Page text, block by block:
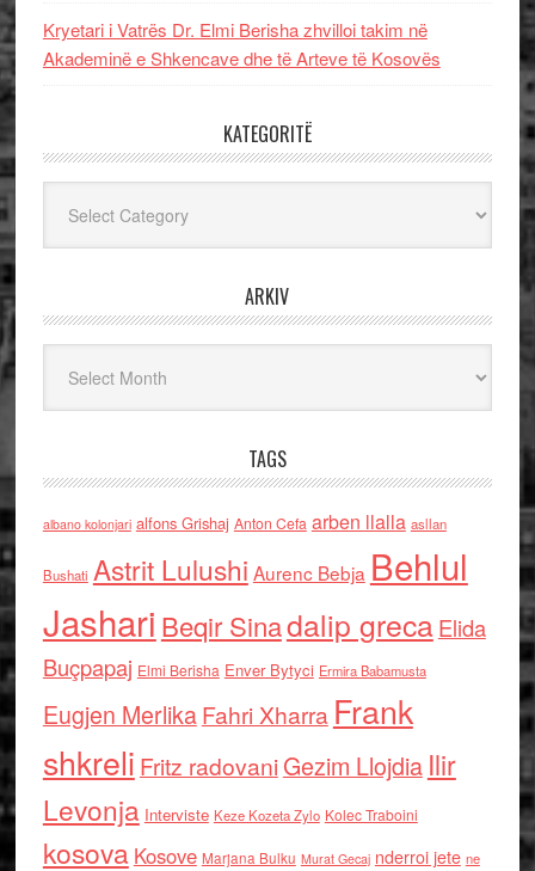
Kryetari i Vatrës Dr. Elmi Berisha zhvilloi takim në
Akademinë e Shkencave dhe të Arteve të Kosovës
KATEGORITË
ARKIV
TAGS
albano kolonjari alfons Grishaj Anton Cefa arben llalla asllan
Bushati Astrit Lulushi Aurenc Bebja Behlul
Jashari Beqir Sinadalip grecaElida
Buçpapaj Elmi Berisha Enver Bytyci Ermira Babamusta
Eugjen MerlikaFahri Xharra Frank
shkreli Fritz radovaniGezim Llojdia Ilir
Levonja Interviste Keze Kozeta Zylo Kolec Traboini
kosova Kosove Marjana Bulku Murat Gecaj nderroi jete ne